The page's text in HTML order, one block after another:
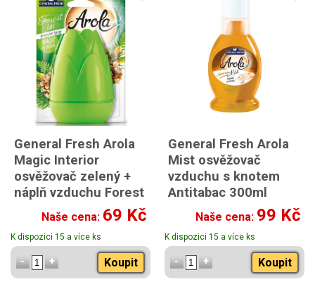
General Fresh Arola
Magic Interior
osvěžovač zelený +
náplň vzduchu Forest
40ml
Naše cena: 69 Kč
K dispozici 15 a více ks
Koupit
General Fresh Arola
Mist osvěžovač
vzduchu s knotem
Antitabac 300ml
Naše cena: 99 Kč
K dispozici 15 a více ks
Koupit